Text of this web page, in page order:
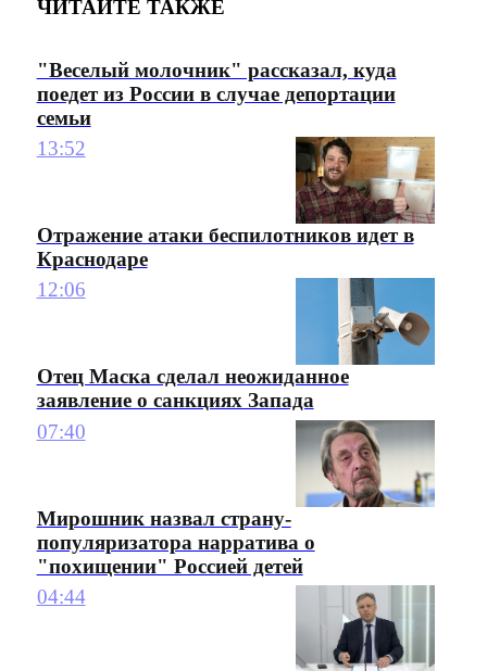
ЧИТАЙТЕ ТАКЖЕ
"Веселый молочник" рассказал, куда
поедет из России в случае депортации
семьи
13:52
Отражение атаки беспилотников идет в
Краснодаре
12:06
Отец Маска сделал неожиданное
заявление о санкциях Запада
07:40
Мирошник назвал страну-
популяризатора нарратива о
"похищении" Россией детей
04:44